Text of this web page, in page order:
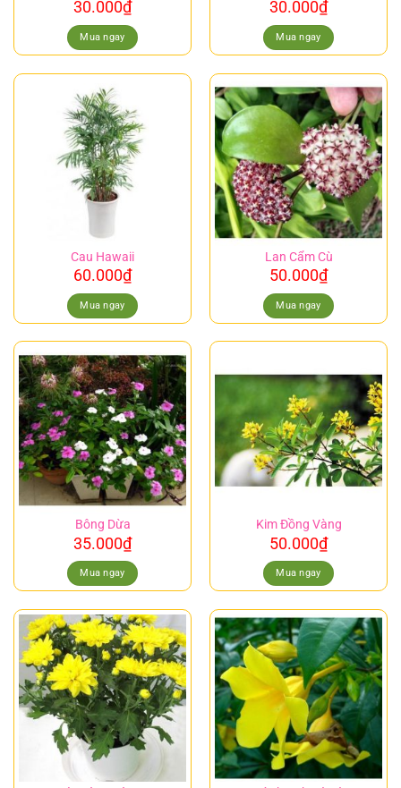
30.000₫
Mua ngay
30.000₫
Mua ngay
Cau Hawaii
60.000₫
Mua ngay
Lan Cẩm Cù
50.000₫
Mua ngay
Bông Dừa
35.000₫
Mua ngay
Kim Đồng Vàng
50.000₫
Mua ngay